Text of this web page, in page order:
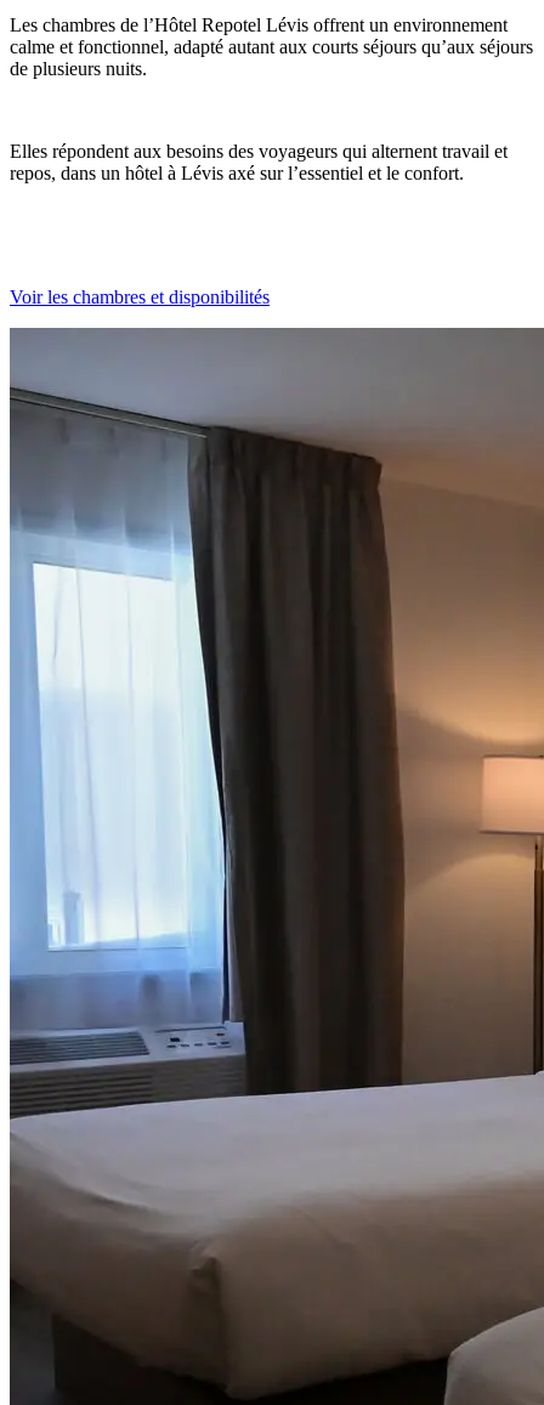
Les chambres de l’Hôtel Repotel Lévis offrent un environnement
calme et fonctionnel, adapté autant aux courts séjours qu’aux séjours
de plusieurs nuits.
Elles répondent aux besoins des voyageurs qui alternent travail et
repos, dans un hôtel à Lévis axé sur l’essentiel et le confort.
Voir les chambres et disponibilités